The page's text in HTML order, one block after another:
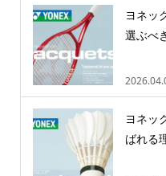
ヨネッ
選ぶべ
ヨネッ
ばれる